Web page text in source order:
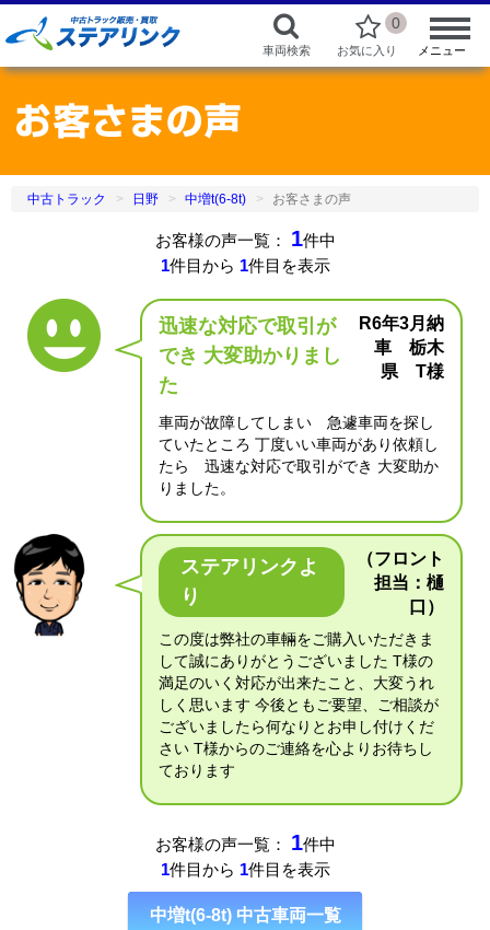
車両検索
0
お気に入り メニュー
中古トラック 日野 中増t(6-8t) お客さまの声
お客様の声一覧： 1件中
1件目から 1件目を表示
迅速な対応で取引が
でき 大変助かりまし
た
R6年3月納
車 栃木
県 T様
車両が故障してしまい 急遽車両を探し
ていたところ 丁度いい車両があり依頼し
たら 迅速な対応で取引ができ 大変助か
りました。
ステアリンクよ
り
（フロント
担当：樋
口）
この度は弊社の車輛をご購入いただきま
して誠にありがとうございました T様の
満足のいく対応が出来たこと、大変うれ
しく思います 今後ともご要望、ご相談が
ございましたら何なりとお申し付けくだ
さい T様からのご連絡を心よりお待ちし
ております
お客様の声一覧： 1件中
1件目から 1件目を表示
中増t(6-8t) 中古車両一覧